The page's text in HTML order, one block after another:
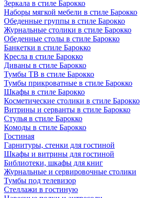
Зеркала в стиле Барокко
Наборы мягкой мебели в стиле Барокко
Обеденные группы в стиле Барокко
Журнальные столики в стиле Барокко
Обеденные столы в стиле Барокко
Банкетки в стиле Барокко
Кресла в стиле Барокко
Диваны в стиле Барокко
Тумбы ТВ в стиле Барокко
Тумбы прикроватные в стиле Барокко
Шкафы в стиле Барокко
Косметические столики в стиле Барокко
Витрины и серванты в стиле Барокко
Стулья в стиле Барокко
Комоды в стиле Барокко
Гостиная
Гарнитуры, стенки для гостиной
Шкафы и витрины для гостиной
Библиотеки, шкафы для книг
Журнальные и сервировочные столики
Тумбы под телевизор
Стеллажи в гостиную